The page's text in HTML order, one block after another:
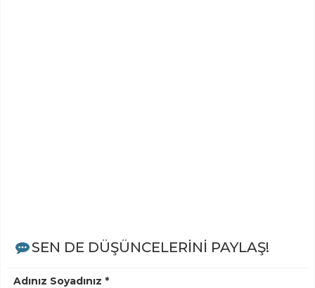
SEN DE DÜŞÜNCELERİNİ PAYLAŞ!
Adınız Soyadınız *